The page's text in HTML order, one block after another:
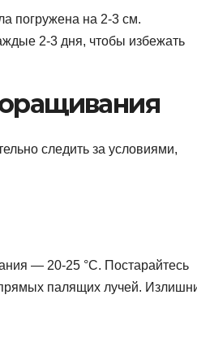
погружена на 2-3 см.
2-3 дня, чтобы избежать
следить за условиями,
— 20-25 °C. Постарайтесь
прямых палящих лучей.